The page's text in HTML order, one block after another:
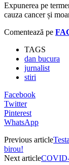
Expunerea pe
cauza cancer și
Comentează pe
TAGS
dan bucura
jurnalist
stiri
Facebook
Twitter
Pinterest
WhatsApp
Previous article
birou!
Next articleCOVID-